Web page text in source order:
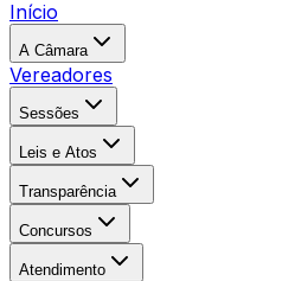
Início
A Câmara
Vereadores
Sessões
Leis e Atos
Transparência
Concursos
Atendimento